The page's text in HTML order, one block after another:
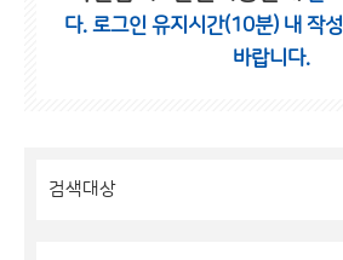
다. 로그인 유지시간(10분) 내 작
바랍니다.